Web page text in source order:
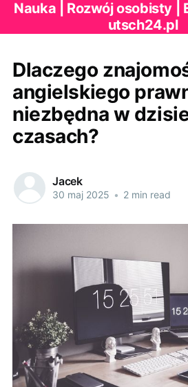
Nauka | Rozwój osobisty |
utsch24.pl
Dlaczego
angielskiego
niezbędna w
czasach?
Jacek
30 maj 2025 • 2 min read